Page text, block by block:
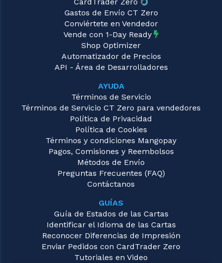
Gastos de Envío CT Zero
Conviértete en Vendedor
Vende con 1-Day Ready
Shop Optimizer
Automatizador de Precios
API - Área de Desarrolladores
AYUDA
Términos de Servicio
Términos de Servicio CT Zero para vendedores
Política de Privacidad
Política de Cookies
Términos y condiciones Mangopay
Pagos, Comisiones y Reembolsos
Métodos de Envío
Preguntas Frecuentes (FAQ)
Contáctanos
GUÍAS
Guía de Estados de las Cartas
Identificar el Idioma de las Cartas
Reconocer Diferencias de Impresión
Enviar Pedidos con CardTrader Zero
Tutoriales en Video